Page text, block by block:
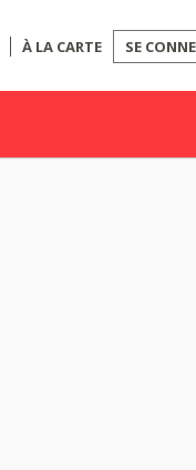
À LA CARTE SE